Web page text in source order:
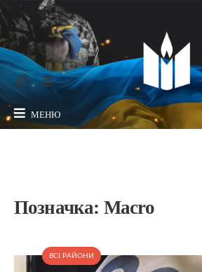
МЕНЮ
Позначка: Macro
ВСІ РАЙОНИ